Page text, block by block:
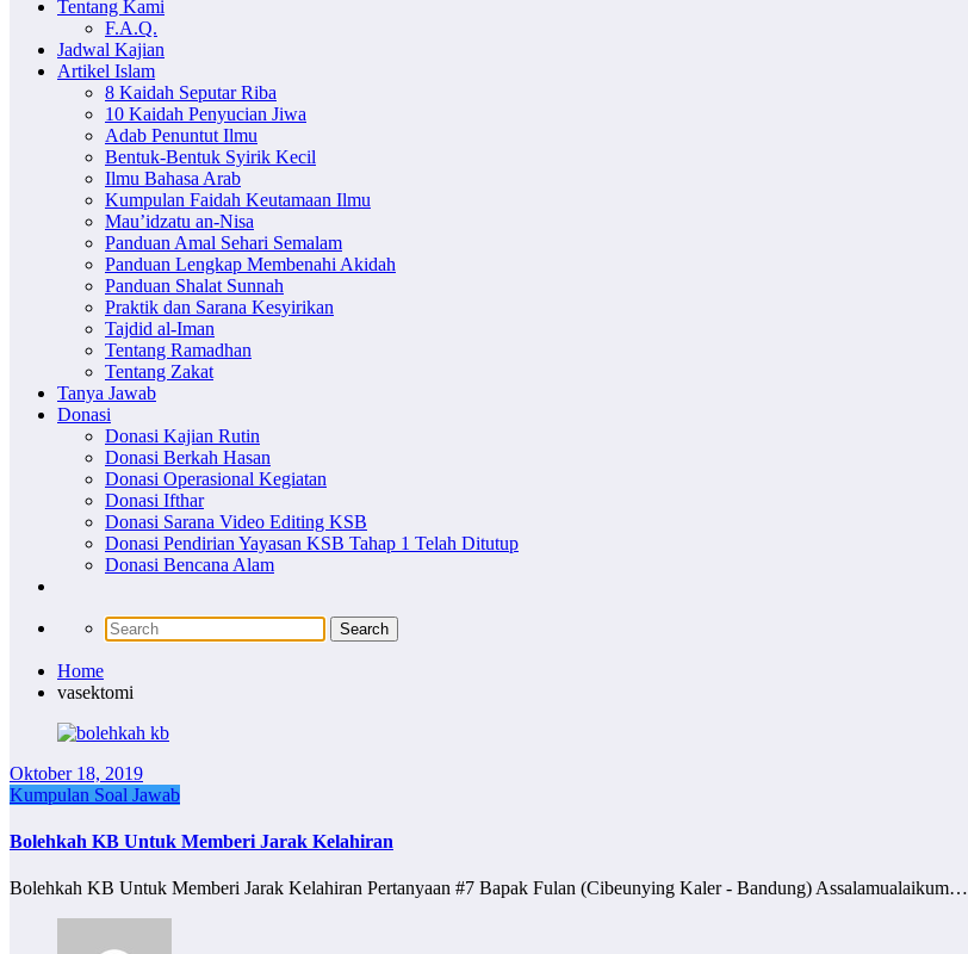
Tentang Kami
F.A.Q.
Jadwal Kajian
Artikel Islam
8 Kaidah Seputar Riba
10 Kaidah Penyucian Jiwa
Adab Penuntut Ilmu
Bentuk-Bentuk Syirik Kecil
Ilmu Bahasa Arab
Kumpulan Faidah Keutamaan Ilmu
Mau’idzatu an-Nisa
Panduan Amal Sehari Semalam
Panduan Lengkap Membenahi Akidah
Panduan Shalat Sunnah
Praktik dan Sarana Kesyirikan
Tajdid al-Iman
Tentang Ramadhan
Tentang Zakat
Tanya Jawab
Donasi
Donasi Kajian Rutin
Donasi Berkah Hasan
Donasi Operasional Kegiatan
Donasi Ifthar
Donasi Sarana Video Editing KSB
Donasi Pendirian Yayasan KSB Tahap 1 Telah Ditutup
Donasi Bencana Alam
Home
vasektomi
Oktober 18, 2019
Kumpulan Soal Jawab
Bolehkah KB Untuk Memberi Jarak Kelahiran
Bolehkah KB Untuk Memberi Jarak Kelahiran Pertanyaan #7 Bapak Fulan (Cibeunying Kaler - Bandung) Assalamualaikum…